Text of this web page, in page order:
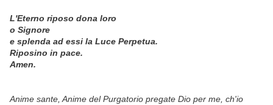
L'Eterno riposo dona loro
o Signore
e splenda ad essi la Luce Perpetua.
Riposino in pace.
Amen.
Anime sante, Anime del Purgatorio pregate Dio per me, ch'io